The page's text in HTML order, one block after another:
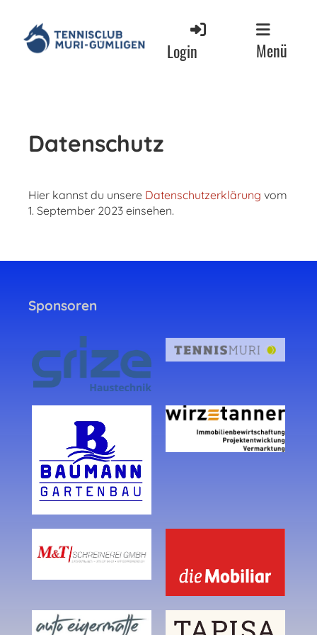
Login Menü
Datenschutz
Hier kannst du unsere Datenschutzerklärung vom
1. September 2023 einsehen.
Sponsoren